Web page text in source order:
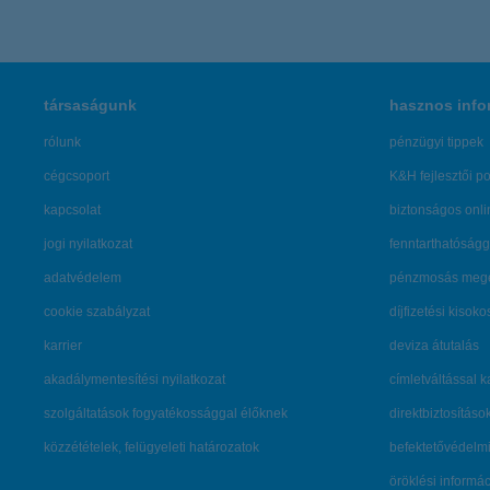
társaságunk
rólunk
cégcsoport
kapcsolat
jogi nyilatkozat
adatvédelem
cookie szabályzat
karrier
akadálymentesítési nyilatkozat
szolgáltatások fogyatékossággal élőknek
közzétételek, felügyeleti határozatok
hasznos
pénzügyi tippek
K&H fejlesztői
biztonságos
pénzmosás
díjfizetési
deviza átutalás
címletváltással
öröklési